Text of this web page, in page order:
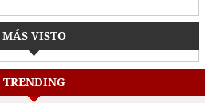
MÁS VISTO
TRENDING